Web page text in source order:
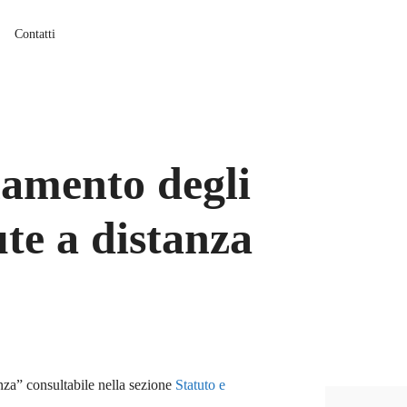
Contatti
degli
a distanza
consultabile nella sezione Statuto e